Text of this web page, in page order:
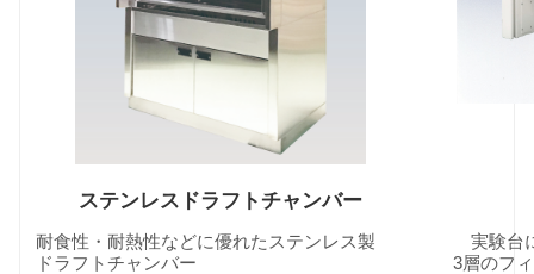
ステンレスドラフトチャンバー
耐食性・耐熱性などに優れたステンレス製
ドラフトチャンバー
実験台に
3層のフィ